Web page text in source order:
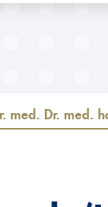
med. Dr. med.